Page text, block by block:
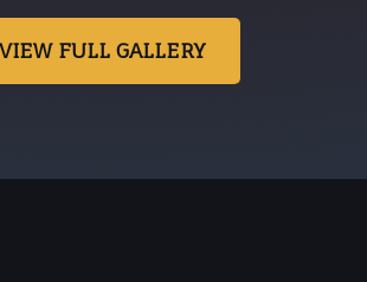
VIEW FULL GALLERY